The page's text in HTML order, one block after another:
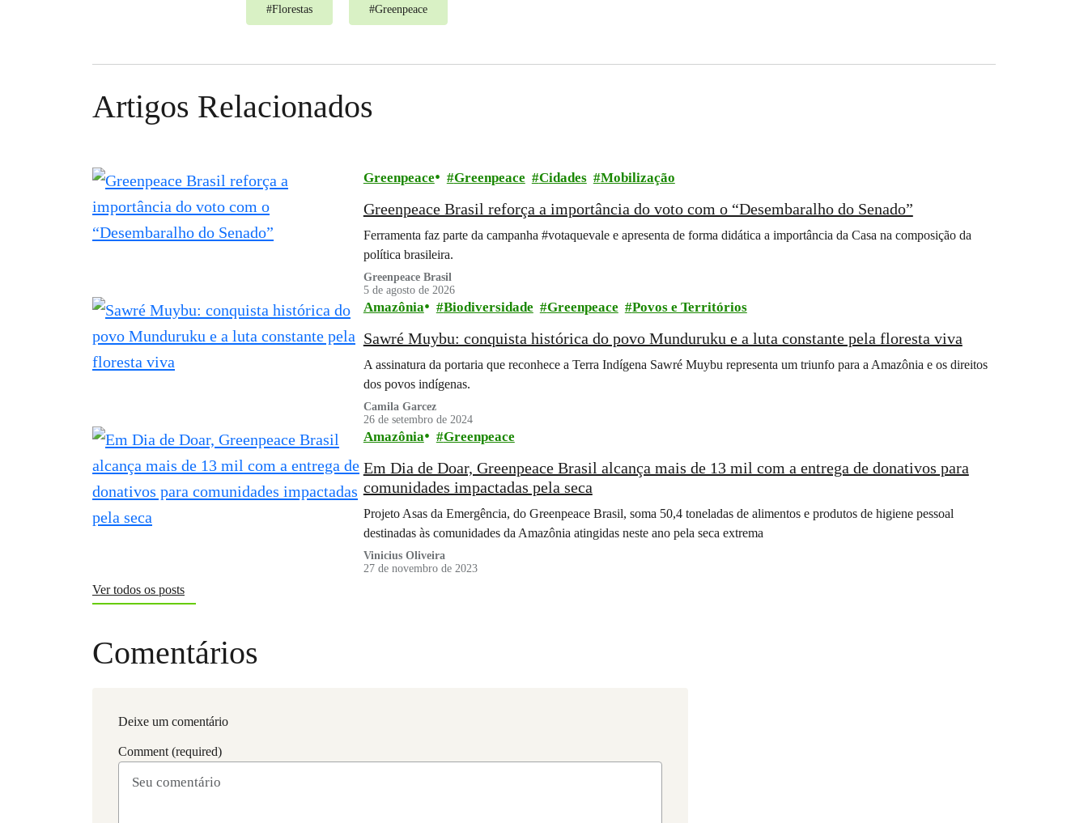
#Florestas #Greenpeace
Artigos Relacionados
Greenpeace Greenpeace Cidades Mobilização
Greenpeace Brasil reforça a importância do voto com o “Desembaralho do Senado”
Ferramenta faz parte da campanha #votaquevale e apresenta de forma didática a importância da Casa na composição da
política brasileira.
Greenpeace Brasil
5 de agosto de 2026
Amazônia Biodiversidade Greenpeace Povos e Territórios
Sawré Muybu: conquista histórica do povo Munduruku e a luta constante pela floresta viva
A assinatura da portaria que reconhece a Terra Indígena Sawré Muybu representa um triunfo para a Amazônia e os direitos
dos povos indígenas.
Camila Garcez
26 de setembro de 2024
Amazônia Greenpeace
Em Dia de Doar, Greenpeace Brasil alcança mais de 13 mil com a entrega de donativos para
comunidades impactadas pela seca
Projeto Asas da Emergência, do Greenpeace Brasil, soma 50,4 toneladas de alimentos e produtos de higiene pessoal
destinadas às comunidades da Amazônia atingidas neste ano pela seca extrema
Vinicius Oliveira
27 de novembro de 2023
Ver todos os posts
Comentários
Deixe um comentário
Comment (required)